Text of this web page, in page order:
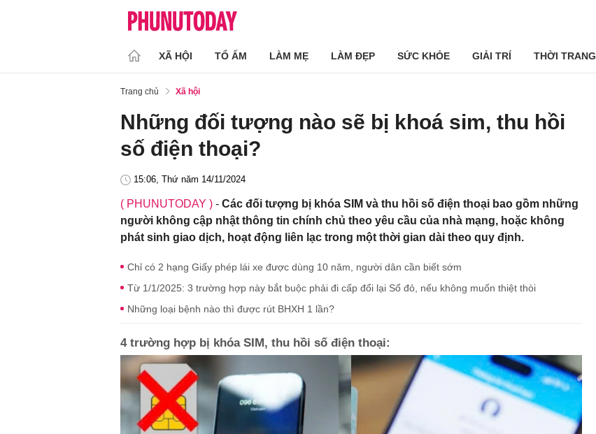
XÃ HỘI TỔ ẤM LÀM MẸ LÀM ĐẸP SỨC KHỎE GIẢI TRÍ THỜI TRANG
Trang chủ Xã hội
Những đối tượng nào sẽ bị khoá sim, thu hồi
số điện thoại?
15:06, Thứ năm 14/11/2024
( PHUNUTODAY ) - Các đối tượng bị khóa SIM và thu hồi số điện thoại bao gồm những
người không cập nhật thông tin chính chủ theo yêu cầu của nhà mạng, hoặc không
phát sinh giao dịch, hoạt động liên lạc trong một thời gian dài theo quy định.
Chỉ có 2 hạng Giấy phép lái xe được dùng 10 năm, người dân cần biết sớm
Từ 1/1/2025: 3 trường hợp này bắt buộc phải đi cấp đổi lại Sổ đỏ, nếu không muốn thiệt thòi
Những loại bệnh nào thì được rút BHXH 1 lần?
4 trường hợp bị khóa SIM, thu hồi số điện thoại: